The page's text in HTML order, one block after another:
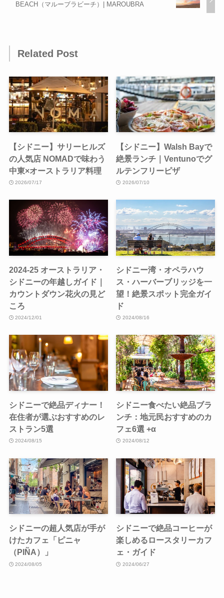
BEACH（マルーブラビーチ）| MAROUBRA
Related Post
【シドニー】サリーヒルズ
の人気店 NOMADで味わう
中東×オーストラリア料理
2026/07/17
【シドニー】Walsh Bayで
絶景ランチ｜Ventunoでグ
ルテンフリーピザ
2026/07/10
2024-25 オーストラリア・
シドニーの年越しガイド｜
カウントダウン花火の見ど
ころ
2024/12/01
シドニー湾・オペラハウ
ス・ハーバーブリッジを一
望！絶景スポット完全ガイ
ド
2024/08/16
シドニーで絶品ディナー！
在住者が選ぶおすすめのレ
ストラン5選
2024/08/15
シドニー食べたい絶品ブラ
ンチ：地元民おすすめのカ
フェ6選 +α
2024/08/12
シドニーの超人気店が手が
けたカフェ「ピニャ
（PIÑA）」
2024/08/05
シドニーで絶品コーヒーが
楽しめるロースタリーカフ
ェ・ガイド
2024/06/27